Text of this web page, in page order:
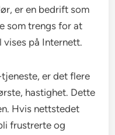
er en bedrift som
som trengs for at
vises på Internett.
er det flere
hastighet. Dette
Hvis nettstedet
frustrerte og